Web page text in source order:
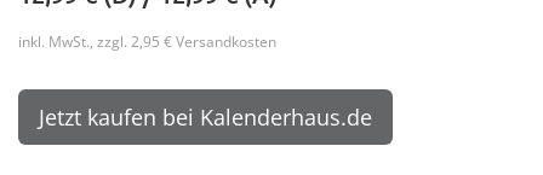
inkl. MwSt., zzgl. 2,95 € Versandkosten
Jetzt kaufen bei Kalenderhaus.de